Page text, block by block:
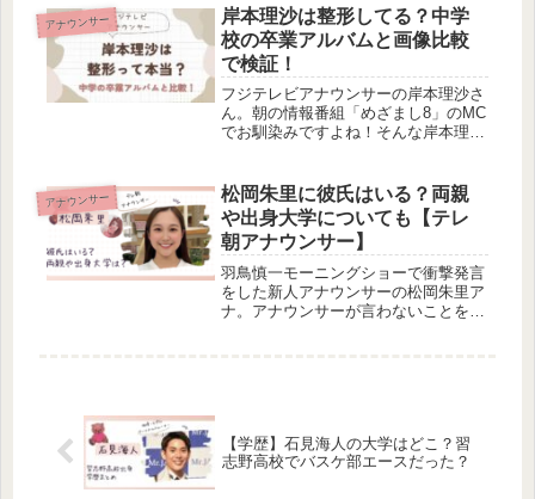
彩子アナの夫、金子真育さんのプロフ
ィールや経歴を調べてみました。すご
い家柄なだけあって、セレブリティの
知り合いも多いみたいですよ！
アナウンサー
岸本理沙は整形してる？中学
校の卒業アルバムと画像比較
で検証！
フジテレビアナウンサーの岸本理沙さ
ん。朝の情報番組「めざまし8」のMC
でお馴染みですよね！そんな岸本理沙
なのか検証してみました。中学の卒業
アルバム写真が公開されている1.5...
アナウンサー
松岡朱里に彼氏はいる？両親
や出身大学についても【テレ
朝アナウンサー】
羽鳥慎一モーニングショーで衝撃発言
をした新人アナウンサーの松岡朱里ア
ナ。アナウンサーが言わないことを言
【学歴】石見海人の大学はどこ？習
志野高校でバスケ部エースだった？